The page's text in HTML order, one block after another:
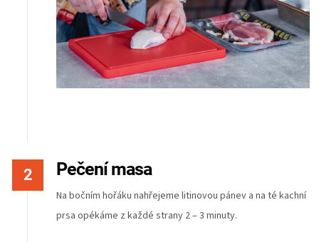
Pečení masa
Na bočním hořáku nahřejeme litinovou pánev a na té kachní
prsa opékáme z každé strany 2 – 3 minuty.